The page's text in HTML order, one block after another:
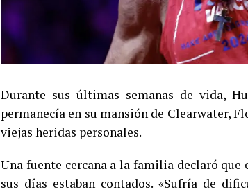
Durante sus últimas semanas de vida,
permanecía en su mansión de Clearwater,
viejas heridas personales.
Una fuente cercana a la familia declaró
sus días estaban contados. «Sufría de